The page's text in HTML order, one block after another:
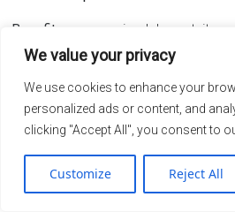
We value your privacy
We use cookies to enhance your
personalized ads or content, and
clicking "Accept All", you consent to
Customize Reject All
Benefit: mensa aziendale gratuita
La ricerca è rivolta ad entrambi i
vigente.
Per candidarsi cliccare sul seguente
https://